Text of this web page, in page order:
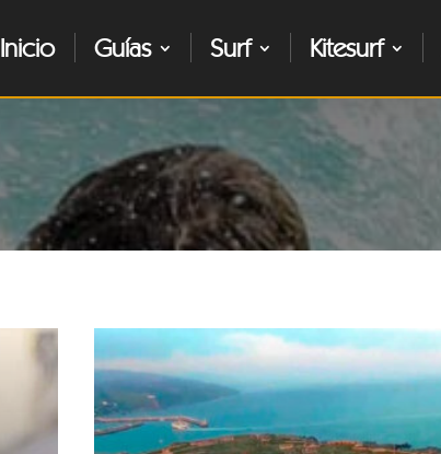
Inicio Guías Surf Kitesurf
LEER MÁS